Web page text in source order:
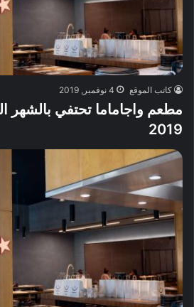
كاتب الموقع 4 نوفمبر, 2019
مطعم واجاماما تحتفي بالشهر
2019